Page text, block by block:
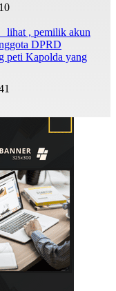
lihat , pemilik akun
DPRD
peti Kapolda yang